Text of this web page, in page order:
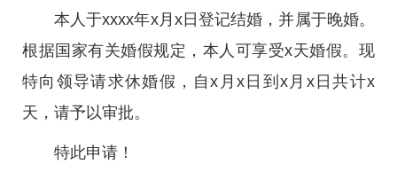
本人于xxxx年x月x日登记结婚，并属于晚婚。
根据国家有关婚假规定，本人可享受x天婚假。现
特向领导请求休婚假，自x月x日到x月x日共计x
天，请予以审批。
特此申请！